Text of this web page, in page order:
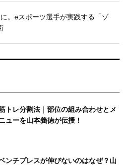
。eスポーツ選手が実践する「ゾ
トレ分割法｜部位の組み合わせとメ
ューを山本義徳が伝授！
ンチプレスが伸びないのはなぜ？山